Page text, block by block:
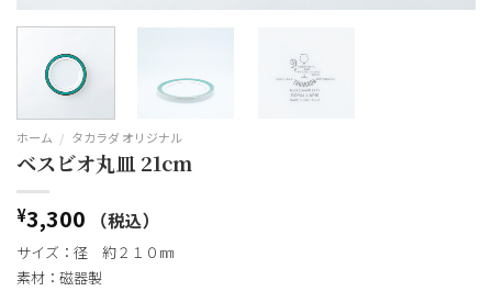
ホーム / タカラダ オリジナル
ベスビオ丸皿 21cm
¥3,300 （税込）
サイズ：径 約２１０㎜
素材：磁器製